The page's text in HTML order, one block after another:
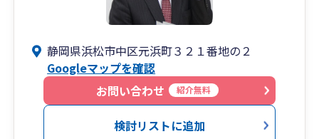
静岡県浜松市中区元浜町３２１番地の２
Googleマップを確認
お問い合わせ
紹介無料
検討リストに追加